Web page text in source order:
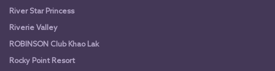
River Star Princess
Riverie Valley
ROBINSON Club Khao Lak
Rocky Point Resort